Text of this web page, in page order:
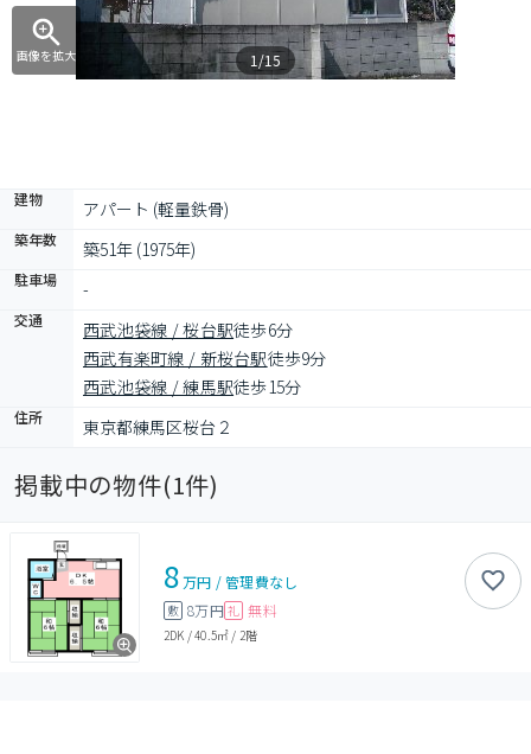
画像を拡大 1/15
建物 アパート (軽量鉄骨)
築年数 築51年 (1975年)
駐車場 -
交通 西武池袋線 / 桜台駅徒歩6分
西武有楽町線 / 新桜台駅徒歩9分
西武池袋線 / 練馬駅徒歩15分
住所 東京都練馬区桜台２
掲載中の物件(1件)
8万円 /管理費なし
敷 8万円 礼 無料
2DK /40.5㎡ / 2階